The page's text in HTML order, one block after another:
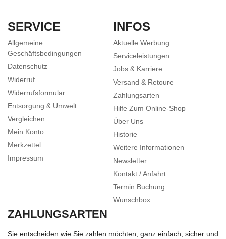
SERVICE
Allgemeine
Geschäftsbedingungen
Datenschutz
Widerruf
Widerrufsformular
Entsorgung & Umwelt
Vergleichen
Mein Konto
Merkzettel
Impressum
INFOS
Aktuelle Werbung
Serviceleistungen
Jobs & Karriere
Versand & Retoure
Zahlungsarten
Hilfe Zum Online-Shop
Über Uns
Historie
Weitere Informationen
Newsletter
Kontakt / Anfahrt
Termin Buchung
Wunschbox
ZAHLUNGSARTEN
Sie entscheiden wie Sie zahlen möchten, ganz einfach, sicher und